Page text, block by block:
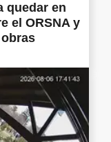
quedar en
el ORSNA y